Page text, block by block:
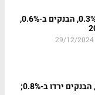
המדדים ירדו עד 0.3%, הבנקים ב-0.6%,
29/12/2024
ת"א 90 ירד ב-1%, הבנקים ירדו ב-0.8%;